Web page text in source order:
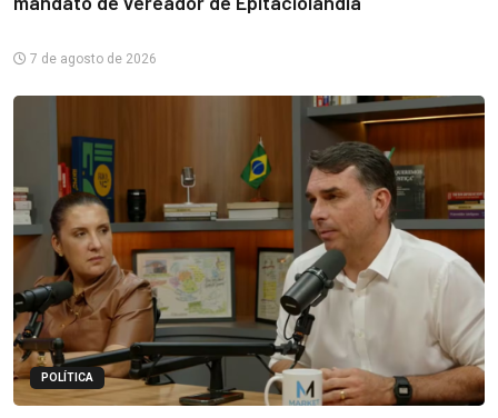
7 de agosto de 2026
POLÍTICA